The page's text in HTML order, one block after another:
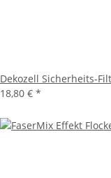
Dekozell Sicherheits-
18,80 € *